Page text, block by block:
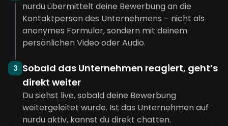
nurdu übermittelt deine Bewerbung an die
Kontaktperson des Unternehmens – nicht als
anonymes Formular, sondern mit deinem
persönlichen Video oder Audio.
3 Sobald das Unternehmen reagiert, geht’s
direkt weiter
Du siehst live, sobald deine Bewerbung
weitergeleitet wurde. Ist das Unternehmen auf
nurdu aktiv, kannst du direkt chatten.